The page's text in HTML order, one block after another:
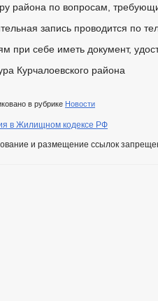
района по вопросам,
запись проводится по
при себе иметь документ,
Курчалоевского района
в рубрике Новости
в Жилищном кодексе РФ
и размещение ссылок